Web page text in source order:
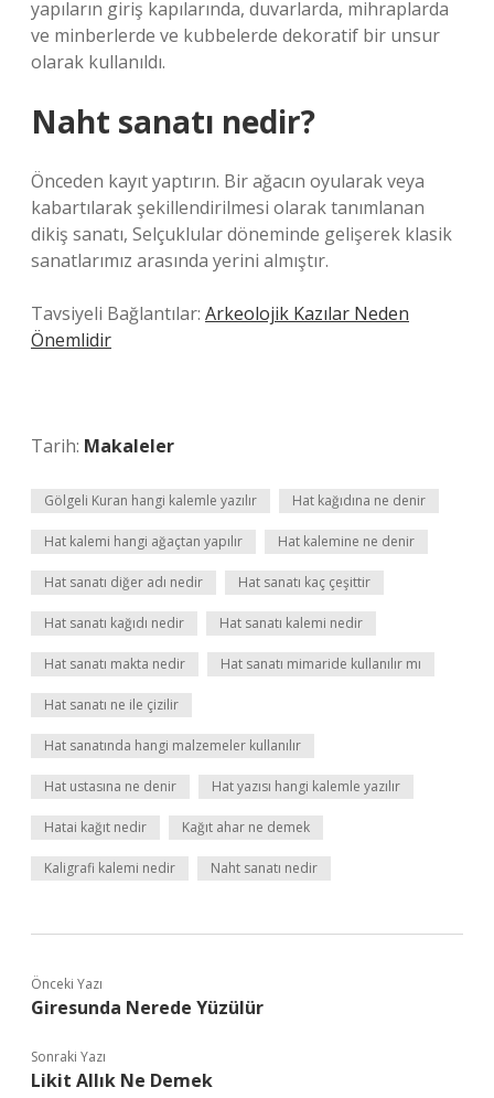
yapıların giriş kapılarında, duvarlarda, mihraplarda
ve minberlerde ve kubbelerde dekoratif bir unsur
olarak kullanıldı.
Naht sanatı nedir?
Önceden kayıt yaptırın. Bir ağacın oyularak veya
kabartılarak şekillendirilmesi olarak tanımlanan
dikiş sanatı, Selçuklular döneminde gelişerek klasik
sanatlarımız arasında yerini almıştır.
Tavsiyeli Bağlantılar: Arkeolojik Kazılar Neden
Önemlidir
Tarih: Makaleler
Gölgeli Kuran hangi kalemle yazılır Hat kağıdına ne denir
Hat kalemi hangi ağaçtan yapılır Hat kalemine ne denir
Hat sanatı diğer adı nedir Hat sanatı kaç çeşittir
Hat sanatı kağıdı nedir Hat sanatı kalemi nedir
Hat sanatı makta nedir Hat sanatı mimaride kullanılır mı
Hat sanatı ne ile çizilir
Hat sanatında hangi malzemeler kullanılır
Hat ustasına ne denir Hat yazısı hangi kalemle yazılır
Hatai kağıt nedir Kağıt ahar ne demek
Kaligrafi kalemi nedir Naht sanatı nedir
Önceki Yazı
Giresunda Nerede Yüzülür
Sonraki Yazı
Likit Allık Ne Demek